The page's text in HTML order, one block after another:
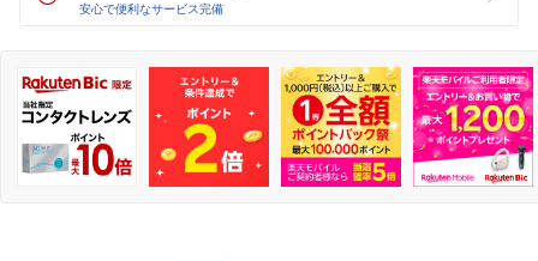
安心で便利なサービス完備